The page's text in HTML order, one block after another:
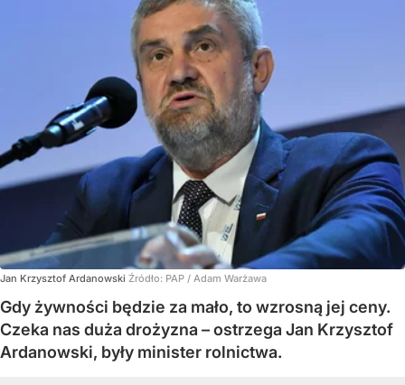
Jan Krzysztof Ardanowski Źródło: PAP / Adam Warżawa
Gdy żywności będzie za mało, to wzrosną jej ceny.
Czeka nas duża drożyzna – ostrzega Jan Krzysztof
Ardanowski, były minister rolnictwa.